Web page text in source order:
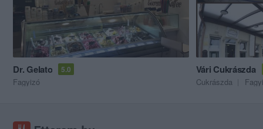
Dr. Gelato 5.0
Fagyizó
Vári Cukrászda
Cukrászda